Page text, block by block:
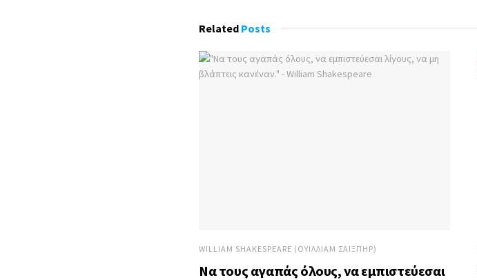
Related Posts
WILLIAM SHAKESPEARE (ΟΥΊΛΛΙΑΜ ΣΑΊΞΠΗΡ)
Να τους αγαπάς όλους, να εμπιστεύεσαι